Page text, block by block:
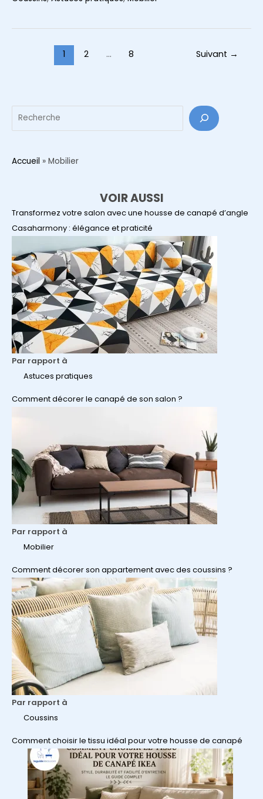
secret
des
et
du
de
coussins
1 2 … 8 Suivant →
Accueil » Mobilier
VOIR AUSSI
Transformez votre salon avec une housse de canapé d’angle
Casaharmony : élégance et praticité
Par rapport à
Astuces pratiques
Comment décorer le canapé de son salon ?
Par rapport à
Mobilier
Comment décorer son appartement avec des coussins ?
Par rapport à
Coussins
Comment choisir le tissu idéal pour votre housse de canapé